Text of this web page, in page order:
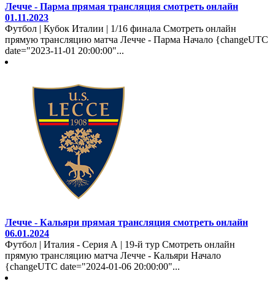
Лечче - Парма прямая трансляция смотреть онлайн
01.11.2023
Футбол | Кубок Италии | 1/16 финала Смотреть онлайн
прямую трансляцию матча Лечче - Парма Начало {changeUTC
date="2023-11-01 20:00:00"...
Лечче - Кальяри прямая трансляция смотреть онлайн
06.01.2024
Футбол | Италия - Серия А | 19-й тур Смотреть онлайн
прямую трансляцию матча Лечче - Кальяри Начало
{changeUTC date="2024-01-06 20:00:00"...